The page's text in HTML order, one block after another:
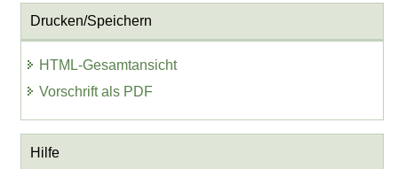
Drucken/Speichern
HTML-Gesamtansicht
Vorschrift als PDF
Hilfe